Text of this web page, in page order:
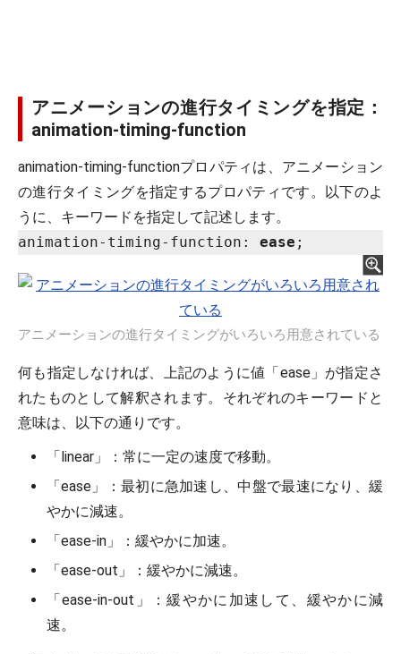
アニメーションの進行タイミングを指定：
animation-timing-function
animation-timing-functionプロパティは、アニメーション
の進行タイミングを指定するプロパティです。以下のよ
うに、キーワードを指定して記述します。
animation-timing-function: ease
アニメーションの進行タイミングがいろいろ用意されている
何も指定しなければ、上記のように値「ease」が指定さ
れたものとして解釈されます。それぞれのキーワードと
意味は、以下の通りです。
「linear」：常に一定の速度で移動。
「ease」：最初に急加速し、中盤で最速になり、緩
やかに減速。
「ease-in」：緩やかに加速。
「ease-out」：緩やかに減速。
「ease-in-out」：緩やかに加速して、緩やかに減
速。